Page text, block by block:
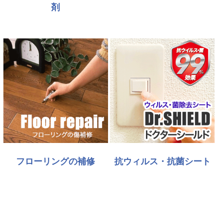
剤
フローリングの補修 抗ウィルス・抗菌シート